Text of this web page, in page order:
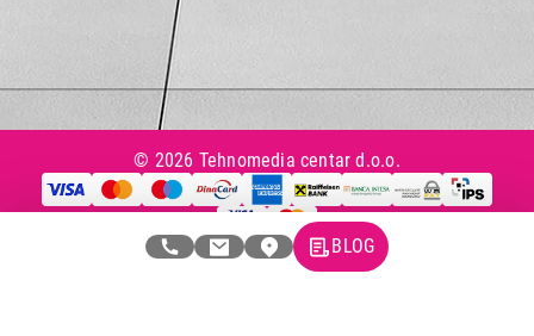
Pratite nas na društvenim mrežama
© 2026 Tehnomedia centar d.o.o.
BLOG